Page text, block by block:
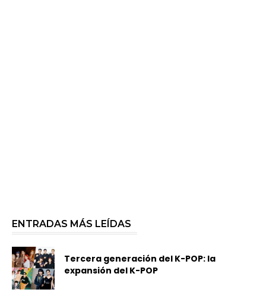
ENTRADAS MÁS LEÍDAS
Tercera generación del K-POP: la
expansión del K-POP